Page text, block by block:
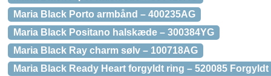
Maria Black Porto armbånd – 400235AG
Maria Black Positano halskæde – 300384YG
Maria Black Ray charm sølv – 100718AG
Maria Black Ready Heart forgyldt ring – 520085 Forgyldt